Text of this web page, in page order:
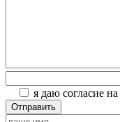
я даю согласие на